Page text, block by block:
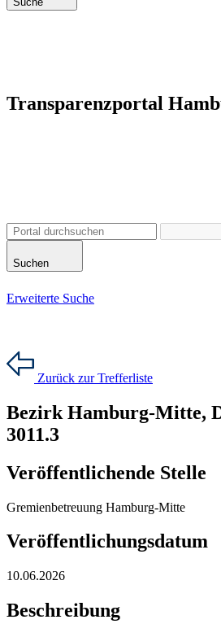
Transparenzportal
Suchen
Erweiterte Suche
Zurück zur Trefferliste
Bezirk Hamburg-Mitte,
3011.3
Veröffentlichende Stelle
Gremienbetreuung Hamburg-Mitte
Veröffentlichungsdatum
10.06.2026
Beschreibung